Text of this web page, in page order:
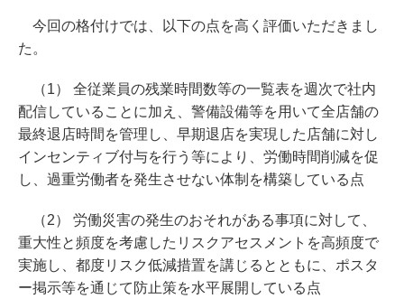
今回の格付けでは、以下の点を高く評価いただきまし
た。
（1） 全従業員の残業時間数等の一覧表を週次で社内
配信していることに加え、警備設備等を用いて全店舗の
最終退店時間を管理し、早期退店を実現した店舗に対し
インセンティブ付与を行う等により、労働時間削減を促
し、過重労働者を発生させない体制を構築している点
（2） 労働災害の発生のおそれがある事項に対して、
重大性と頻度を考慮したリスクアセスメントを高頻度で
実施し、都度リスク低減措置を講じるとともに、ポスタ
ー掲示等を通じて防止策を水平展開している点